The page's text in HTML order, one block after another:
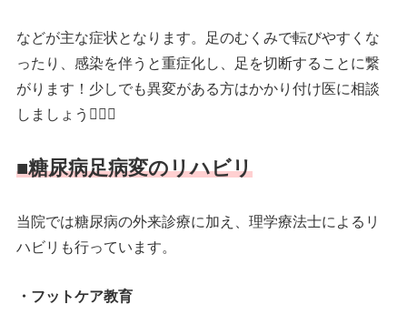
などが主な症状となります。足のむくみで転びやすくな
ったり、感染を伴うと重症化し、足を切断することに繋
がります！少しでも異変がある方はかかり付け医に相談
しましょう👨🏻‍⚕️
■糖尿病足病変のリハビリ
当院では糖尿病の外来診療に加え、理学療法士によるリ
ハビリも行っています。
・フットケア教育